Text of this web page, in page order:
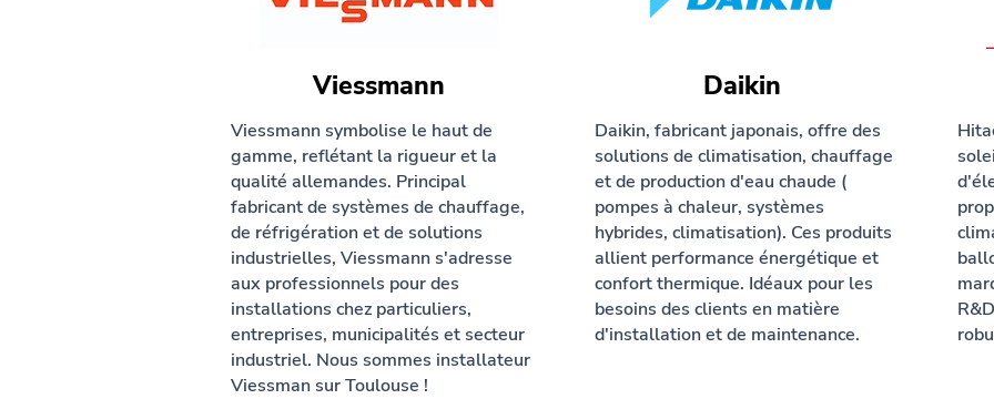
Viessmann
Viessmann symbolise le haut de
gamme, reflétant la rigueur et la
qualité allemandes. Principal
fabricant de systèmes de chauffage,
de réfrigération et de solutions
industrielles, Viessmann s'adresse
aux professionnels pour des
installations chez particuliers,
entreprises, municipalités et secteur
industriel. Nous sommes installateur
Viessman sur Toulouse !
Daikin
Daikin, fabricant japonais, offre des
solutions de climatisation, chauffage
et de production d'eau chaude (
pompes à chaleur, systèmes
hybrides, climatisation). Ces produits
allient performance énergétique et
confort thermique. Idéaux pour les
besoins des clients en matière
d'installation et de maintenance.